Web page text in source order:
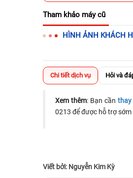
Tham khảo máy cũ
HÌNH ẢNH KHÁCH
Chi tiết dịch vụ Hỏi và
Xem thêm: Bạn cần thay
0213 để được hỗ trợ
Viết bởi: Nguyễn Kim Kỳ